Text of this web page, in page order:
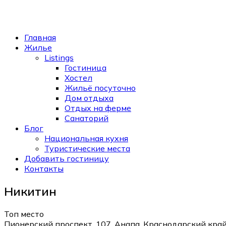
Главная
Жилье
Listings
Гостиница
Хостел
Жильё посуточно
Дом отдыха
Отдых на ферме
Санаторий
Блог
Национальная кухня
Туристические места
Добавить гостиницу
Контакты
Никитин
Топ место
Пионерский проспект, 107, Анапа, Краснодарский